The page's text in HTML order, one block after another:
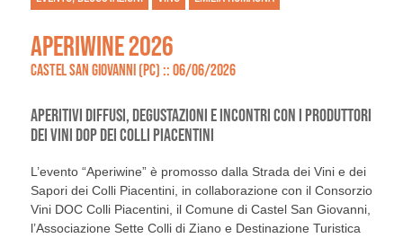
APERIWINE 2026
CASTEL SAN GIOVANNI (PC) :: 06/06/2026
APERITIVI DIFFUSI, DEGUSTAZIONI E INCONTRI CON I PRODUTTORI
DEI VINI DOP DEI COLLI PIACENTINI
L’evento “Aperiwine” è promosso dalla Strada dei Vini e dei
Sapori dei Colli Piacentini, in collaborazione con il Consorzio
Vini DOC Colli Piacentini, il Comune di Castel San Giovanni,
l’Associazione Sette Colli di Ziano e Destinazione Turistica